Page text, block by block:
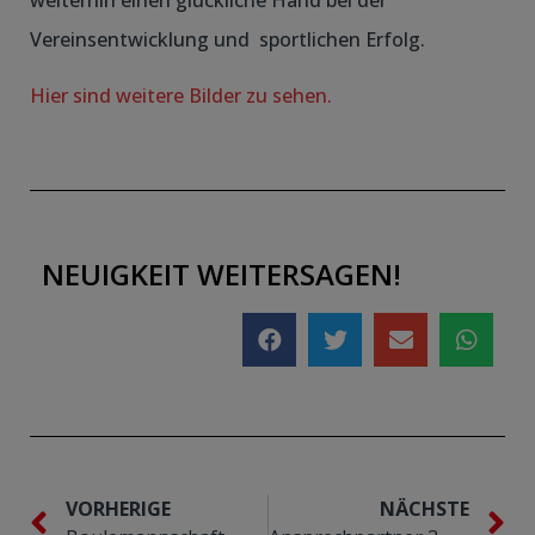
Vereinsentwicklung und sportlichen Erfolg.
Hier sind weitere Bilder zu sehen.
NEUIGKEIT WEITERSAGEN!
VORHERIGE
NÄCHSTE